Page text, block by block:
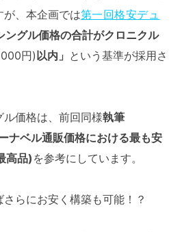
、本企画では第一回格安デュ
ングル価格の合計がクロニクル
円)以内」 という基準が採用さ
価格は、前回同様執筆
ベル通販価格における最も安
高品) を参考にしています。
らにお安く構築も可能！？